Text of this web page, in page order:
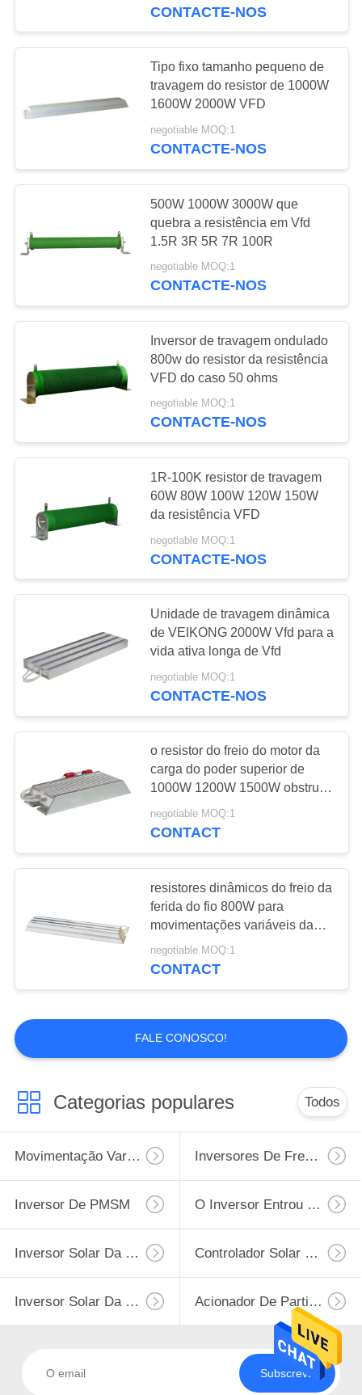
SITE
DE
PRIVACIDADE
Inversor solar da
bomba da fase
monofásica
controlador solar da
bomba de água
Inversor solar da
bomba de MPPT
VFD
65
Acionador de
partida macio do
motor
Reator do inversor
Resistor de
travagem de VFD
12
Filtro de VFD
Inversor solar da
bomba de 3 fases
CONTACTE-NOS
Tipo fixo tamanho pequeno de
travagem do resistor de 1000W
1600W 2000W VFD
negotiable MOQ:1
CONTACTE-NOS
500W 1000W 3000W que
quebra a resistência em Vfd
1.5R 3R 5R 7R 100R
negotiable MOQ:1
CONTACTE-NOS
Inversor de travagem ondulado
800w do resistor da resistência
VFD do caso 50 ohms
negotiable MOQ:1
CONTACTE-NOS
1R-100K resistor de travagem
60W 80W 100W 120W 150W
da resistência VFD
negotiable MOQ:1
CONTACTE-NOS
Unidade de travagem dinâmica
de VEIKONG 2000W Vfd para a
vida ativa longa de Vfd
negotiable MOQ:1
CONTACTE-NOS
o resistor do freio do motor da
carga do poder superior de
1000W 1200W 1500W obstrui
na montagem
negotiable MOQ:1
CONTACT
resistores dinâmicos do freio da
ferida do fio 800W para
movimentações variáveis da
frequência
negotiable MOQ:1
CONTACT
FALE CONOSCO!
Categorias populares Todos
Movimentação Variável Da Frequência De VFD Inversores De Frequência Variável
Inversor De PMSM O Inversor Entrou 220v A Saída 380v
Inversor Solar Da Bomba Da Fase Monofásica Controlador Solar Da Bomba De Água
Inversor Solar Da Bomba De MPPT VFD Acionador De Partida Macio Do Motor
Subscreva